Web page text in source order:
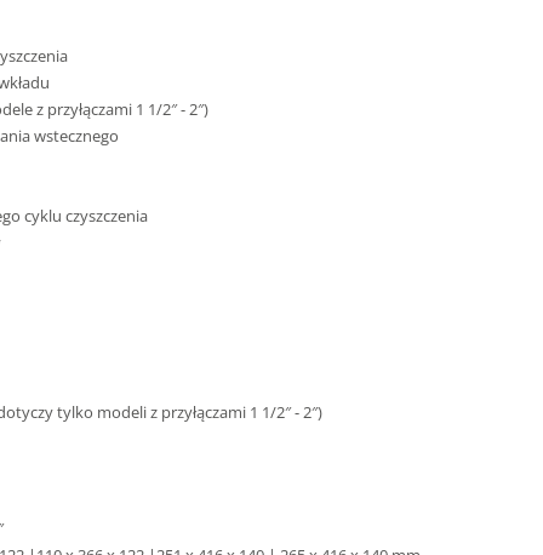
z przyłączami 1 1/2″ - 2″)
wstecznego
cyklu czyszczenia
tylko modeli z przyłączami 1 1/2″ - 2″)